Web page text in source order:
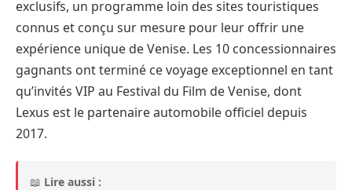
exclusifs, un programme loin des sites touristiques
connus et conçu sur mesure pour leur offrir une
expérience unique de Venise. Les 10 concessionnaires
gagnants ont terminé ce voyage exceptionnel en tant
qu’invités VIP au Festival du Film de Venise, dont
Lexus est le partenaire automobile officiel depuis
2017.
📖 Lire aussi :